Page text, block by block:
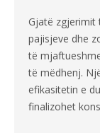
Gjatë zgjerimit
pajisjeve dhe
të
të mëdhenj.
efikasitetin e
finalizohet